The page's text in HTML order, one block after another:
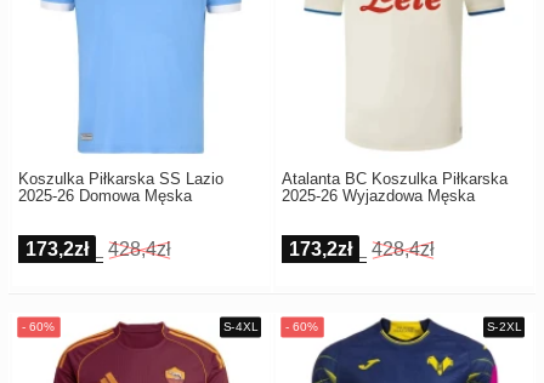
Koszulka Piłkarska SS Lazio
2025-26 Domowa Męska
173,2zł 428,4zł
Atalanta BC Koszulka Piłkarska
2025-26 Wyjazdowa Męska
173,2zł 428,4zł